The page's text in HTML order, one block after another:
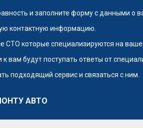
и заполните форму с данными о
контактную информацию.
СТО которые специализируются на
к вам будут поступать ответы от
подходящий сервис и связаться с ним.
АВТО